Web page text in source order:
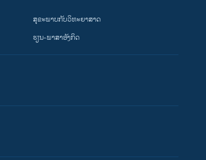
ສຸຂະພາບກັບວິທະຍາສາດ
ຮຽນ-ພາສາອັງກິດ